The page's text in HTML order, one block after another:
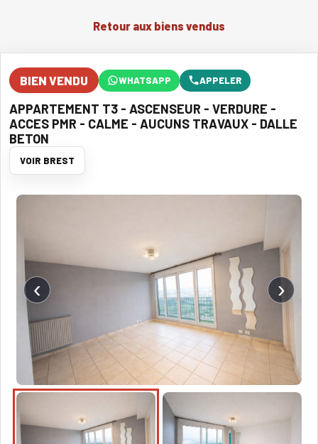
Retour aux biens vendus
BIEN VENDU WHATSAPP APPELER
APPARTEMENT T3 - ASCENSEUR - VERDURE -
ACCES PMR - CALME - AUCUNS TRAVAUX - DALLE
BETON
VOIR BREST
‹ ›